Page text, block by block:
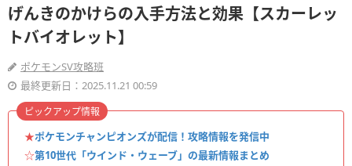
げんきのかけらの入手方法と効果【スカーレッ
トバイオレット】
ポケモンSV攻略班
最終更新日：2025.11.21 00:59
★ポケモンチャンピオンズが配信！攻略情報を発信中
☆第10世代「ウインド・ウェーブ」の最新情報まとめ
ピックアップ情報